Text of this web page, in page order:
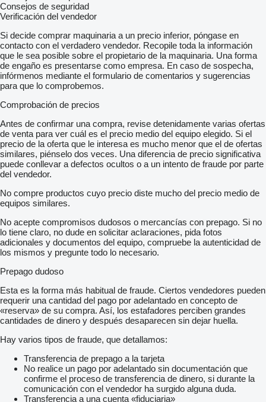
Consejos de seguridad
Verificación del vendedor
Si decide comprar maquinaria a un precio inferior, póngase en
contacto con el verdadero vendedor. Recopile toda la información
que le sea posible sobre el propietario de la maquinaria. Una forma
de engaño es presentarse como empresa. En caso de sospecha,
infórmenos mediante el formulario de comentarios y sugerencias
para que lo comprobemos.
Comprobación de precios
Antes de confirmar una compra, revise detenidamente varias ofertas
de venta para ver cuál es el precio medio del equipo elegido. Si el
precio de la oferta que le interesa es mucho menor que el de ofertas
similares, piénselo dos veces. Una diferencia de precio significativa
puede conllevar a defectos ocultos o a un intento de fraude por parte
del vendedor.
No compre productos cuyo precio diste mucho del precio medio de
equipos similares.
No acepte compromisos dudosos o mercancías con prepago. Si no
lo tiene claro, no dude en solicitar aclaraciones, pida fotos
adicionales y documentos del equipo, compruebe la autenticidad de
los mismos y pregunte todo lo necesario.
Prepago dudoso
Esta es la forma más habitual de fraude. Ciertos vendedores pueden
requerir una cantidad del pago por adelantado en concepto de
«reserva» de su compra. Así, los estafadores perciben grandes
cantidades de dinero y después desaparecen sin dejar huella.
Hay varios tipos de fraude, que detallamos:
Transferencia de prepago a la tarjeta
No realice un pago por adelantado sin documentación que
confirme el proceso de transferencia de dinero, si durante la
comunicación con el vendedor ha surgido alguna duda.
Transferencia a una cuenta «fiduciaria»